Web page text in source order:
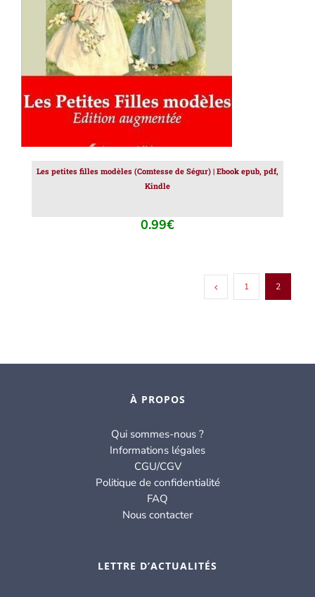
AJOUTER AU PANIER / DÉTAILS
Les petites filles modèles (Comtesse de Ségur) | Ebook epub, pdf,
Kindle
0.99€
1 2
À PROPOS
Qui sommes-nous ?
Informations légales
CGU/CGV
Politique de confidentialité
FAQ
Nous contacter
LETTRE D’ACTUALITÉS